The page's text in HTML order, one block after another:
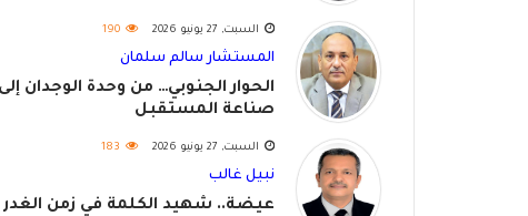
السبت, 27 يونيو 2026 190
المستشار سالم سلمان
الحوار الجنوبي… من وحدة الوجدان إلى
صناعة المستقبل
السبت, 27 يونيو 2026 183
نبيل غالب
عيضة.. شهيد الكلمة في زمن الغدر